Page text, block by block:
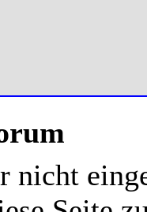
nicht